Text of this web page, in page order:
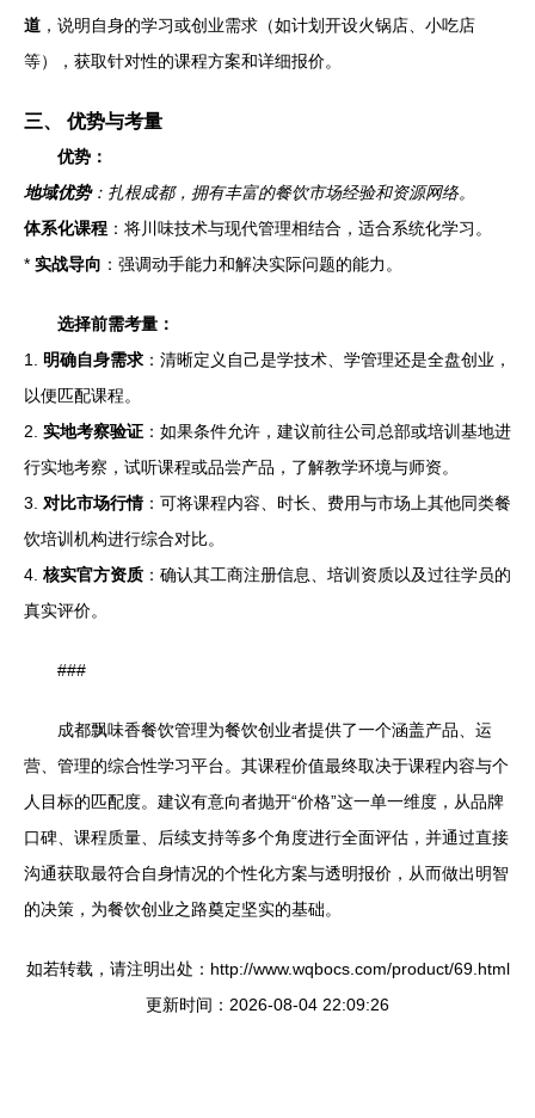
道 ，说明自身的学习或创业需求（如计划开设火锅店、小吃店
等），获取针对性的课程方案和详细报价。
三、 优势与考量
优势：
地域优势：扎根成都，拥有丰富的餐饮市场经验和资源网络。
体系化课程 ：将川味技术与现代管理相结合，适合系统化学习。
* 实战导向 ：强调动手能力和解决实际问题的能力。
选择前需考量：
1. 明确自身需求 ：清晰定义自己是学技术、学管理还是全盘创业，
以便匹配课程。
2. 实地考察验证 ：如果条件允许，建议前往公司总部或培训基地进
行实地考察，试听课程或品尝产品，了解教学环境与师资。
3. 对比市场行情：可将课程内容、时长、费用与市场上其他同类餐
饮培训机构进行综合对比。
4. 核实官方资质 ：确认其工商注册信息、培训资质以及过往学员的
真实评价。
###
成都飘味香餐饮管理为餐饮创业者提供了一个涵盖产品、运
营、管理的综合性学习平台。其课程价值最终取决于课程内容与个
人目标的匹配度。建议有意向者抛开“价格”这一单一维度，从品牌
口碑、课程质量、后续支持等多个角度进行全面评估，并通过直接
沟通获取最符合自身情况的个性化方案与透明报价，从而做出明智
的决策，为餐饮创业之路奠定坚实的基础。
如若转载，请注明出处：http://www.wqbocs.com/product/69.html
更新时间：2026-08-04 22:09:26